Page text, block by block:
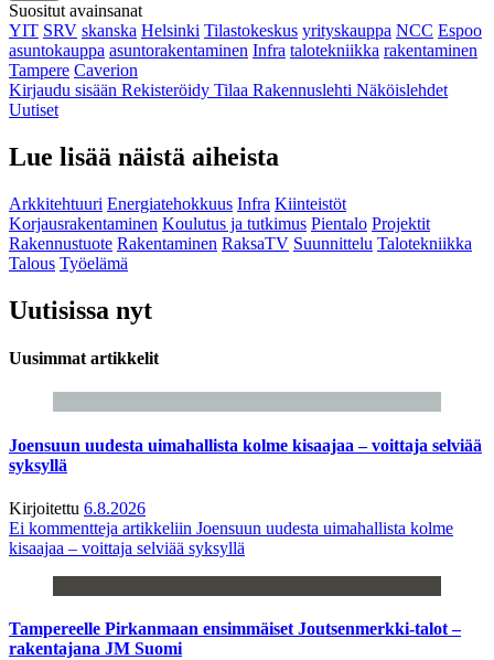
Suositut avainsanat
YIT SRV skanska Helsinki Tilastokeskus yrityskauppa NCC Espoo
asuntokauppa asuntorakentaminen Infra talotekniikka rakentaminen
Tampere Caverion
Kirjaudu sisään Rekisteröidy Tilaa Rakennuslehti Näköislehdet
Uutiset
Lue lisää näistä aiheista
Arkkitehtuuri Energiatehokkuus Infra Kiinteistöt
Korjausrakentaminen Koulutus ja tutkimus Pientalo Projektit
Rakennustuote Rakentaminen RaksaTV Suunnittelu Talotekniikka
Talous Työelämä
Uutisissa nyt
Uusimmat artikkelit
Joensuun uudesta uimahallista kolme kisaajaa – voittaja selviää
syksyllä
Kirjoitettu 6.8.2026
Ei kommentteja artikkeliin Joensuun uudesta uimahallista kolme
kisaajaa – voittaja selviää syksyllä
Tampereelle Pirkanmaan ensimmäiset Joutsenmerkki-talot –
rakentajana JM Suomi